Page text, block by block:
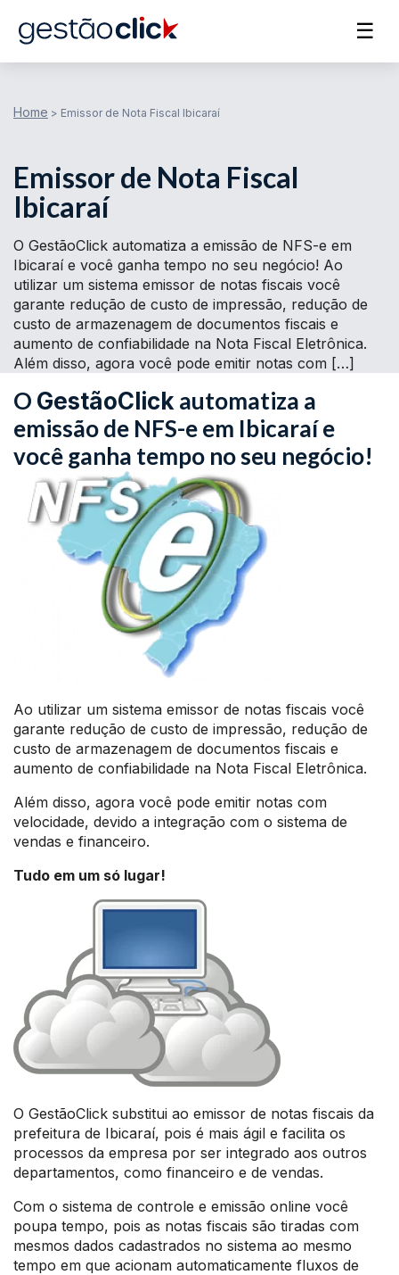
☰
Home > Emissor de Nota Fiscal Ibicaraí
Emissor de Nota Fiscal
Ibicaraí
O GestãoClick automatiza a emissão de NFS-e em
Ibicaraí e você ganha tempo no seu negócio! Ao
utilizar um sistema emissor de notas fiscais você
garante redução de custo de impressão, redução de
custo de armazenagem de documentos fiscais e
aumento de confiabilidade na Nota Fiscal Eletrônica.
Além disso, agora você pode emitir notas com […]
O GestãoClick automatiza a
emissão de NFS-e em Ibicaraí e
você ganha tempo no seu negócio!
Ao utilizar um sistema emissor de notas fiscais você
garante redução de custo de impressão, redução de
custo de armazenagem de documentos fiscais e
aumento de confiabilidade na Nota Fiscal Eletrônica.
Além disso, agora você pode emitir notas com
velocidade, devido a integração com o sistema de
vendas e financeiro.
Tudo em um só lugar!
O GestãoClick substitui ao emissor de notas fiscais da
prefeitura de Ibicaraí, pois é mais ágil e facilita os
processos da empresa por ser integrado aos outros
departamentos, como financeiro e de vendas.
Com o sistema de controle e emissão online você
poupa tempo, pois as notas fiscais são tiradas com
mesmos dados cadastrados no sistema ao mesmo
tempo em que acionam automaticamente fluxos de